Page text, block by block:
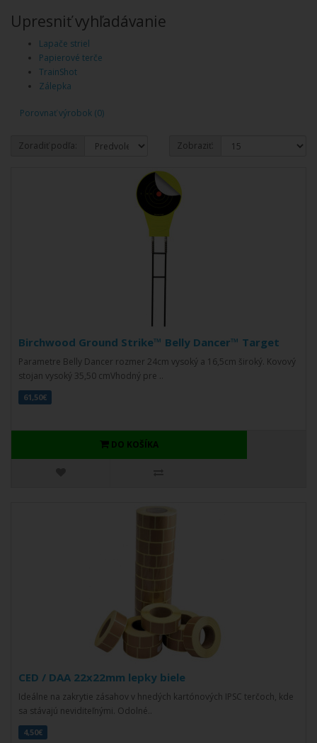
Upresniť vyhľadávanie
Lapače striel
Papierové terče
TrainShot
Zálepka
Porovnať výrobok (0)
Zoradiť podľa: Zobraziť:
Birchwood Ground Strike™ Belly Dancer™ Target
Parametre Belly Dancer rozmer 24cm vysoký a 16,5cm široký. Kovový
stojan vysoký 35,50 cmVhodný pre ..
61,50€
DO KOŠÍKA
CED / DAA 22x22mm lepky biele
Ideálne na zakrytie zásahov v hnedých kartónových IPSC terčoch, kde
sa stávajú neviditeľnými. Odolné..
4,50€